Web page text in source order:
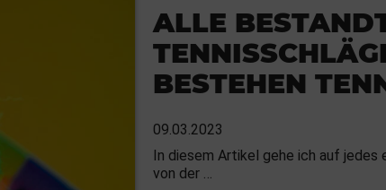
ALLE
BESTEHEN
09.03.2023
In diesem Artikel gehe ich auf
von der …